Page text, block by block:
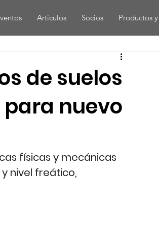
Articulos Socios Productos
de suelos
nuevo
físicas y mecánicas
nivel freático,